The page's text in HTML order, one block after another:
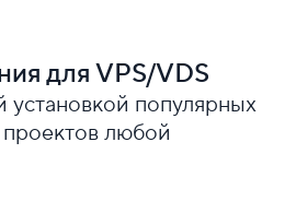
для VPS/VDS
установкой популярных
любой